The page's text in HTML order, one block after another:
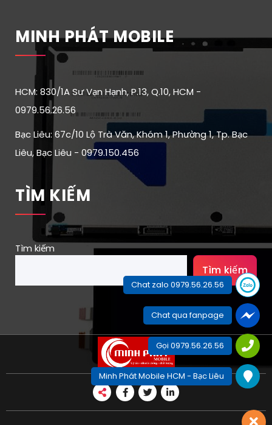
MINH PHÁT MOBILE
HCM: 830/1A Sư Vạn Hạnh, P.13, Q.10, HCM -
0979.56.26.56
Bạc Liêu: 67c/10 Lộ Trà Văn, Khóm 1, Phường 1, Tp. Bạc
Liêu, Bạc Liêu - 0979.150.456
TÌM KIẾM
Tìm kiếm
Tìm kiếm
Chat zalo 0979.56.26.56
Chat qua fanpage
Gọi 0979.56.26.56
Minh Phát Mobile HCM - Bạc Liêu